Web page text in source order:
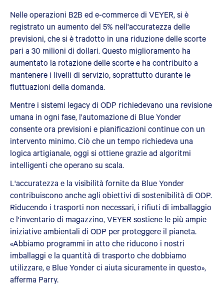
Nelle operazioni B2B ed e-commerce di VEYER, si è
registrato un aumento del 5% nell'accuratezza delle
previsioni, che si è tradotto in una riduzione delle scorte
pari a 30 milioni di dollari. Questo miglioramento ha
aumentato la rotazione delle scorte e ha contribuito a
mantenere i livelli di servizio, soprattutto durante le
fluttuazioni della domanda.
Mentre i sistemi legacy di ODP richiedevano una revisione
umana in ogni fase, l'automazione di Blue Yonder
consente ora previsioni e pianificazioni continue con un
intervento minimo. Ciò che un tempo richiedeva una
logica artigianale, oggi si ottiene grazie ad algoritmi
intelligenti che operano su scala.
L'accuratezza e la visibilità fornite da Blue Yonder
contribuiscono anche agli obiettivi di sostenibilità di ODP.
Riducendo i trasporti non necessari, i rifiuti di imballaggio
e l'inventario di magazzino, VEYER sostiene le più ampie
iniziative ambientali di ODP per proteggere il pianeta.
«Abbiamo programmi in atto che riducono i nostri
imballaggi e la quantità di trasporto che dobbiamo
utilizzare, e Blue Yonder ci aiuta sicuramente in questo»,
afferma Parry.